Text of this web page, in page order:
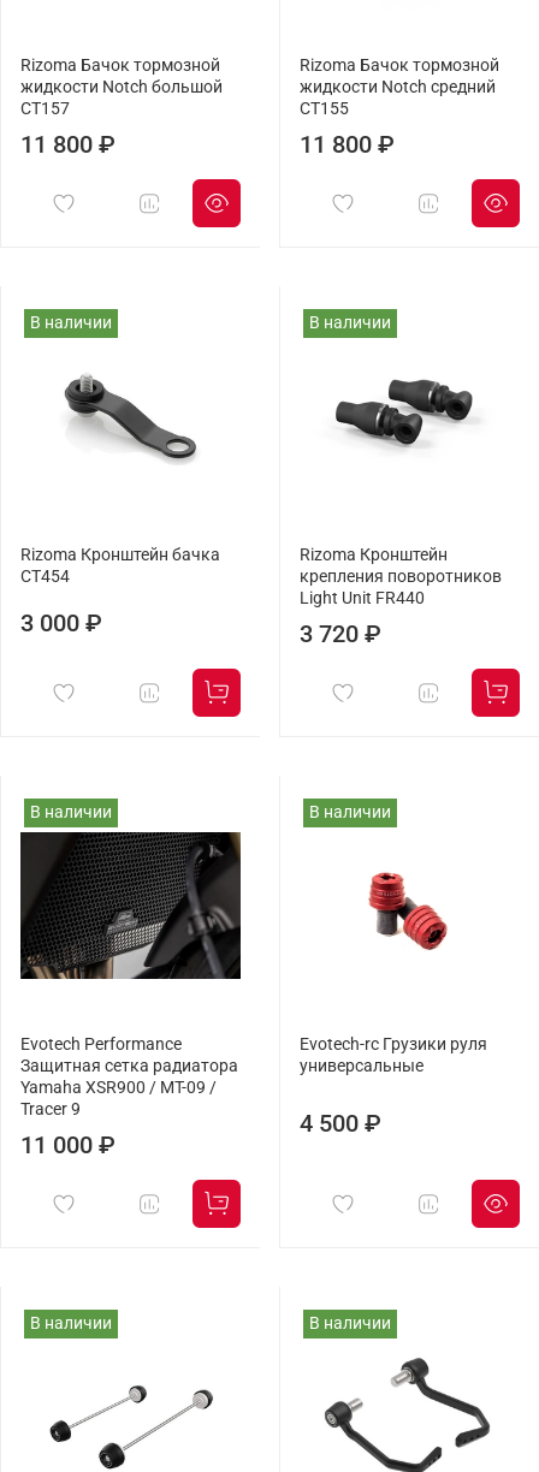
Rizoma Бачок тормозной
жидкости Notch большой
CT157
11 800 ₽
Rizoma Бачок тормозной
жидкости Notch средний
CT155
11 800 ₽
В наличии
Rizoma Кронштейн бачка
CT454
3 000 ₽
В наличии
Rizoma Кронштейн
крепления поворотников
Light Unit FR440
3 720 ₽
В наличии
Evotech Performance
Защитная сетка радиатора
Yamaha XSR900 / MT-09 /
Tracer 9
11 000 ₽
В наличии
Evotech-rc Грузики руля
универсальные
4 500 ₽
В наличии В наличии